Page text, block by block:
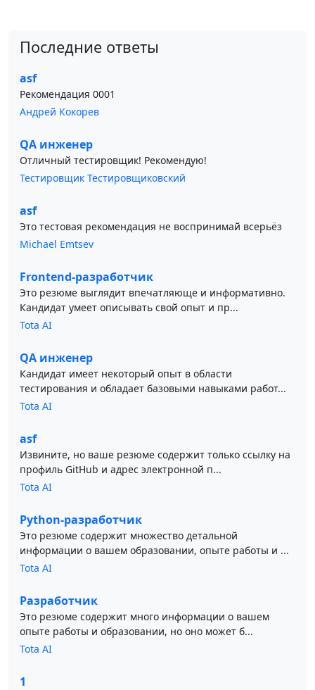
Последние ответы
asf
Рекомендация 0001
Андрей Кокорев
QA инженер
Отличный тестировщик! Рекомендую!
Тестировщик Тестировщиковский
asf
Это тестовая рекомендация не воспринимай всерьёз
Michael Emtsev
Frontend-разработчик
Это резюме выглядит впечатляюще и информативно.
Кандидат умеет описывать свой опыт и пр...
Tota AI
QA инженер
Кандидат имеет некоторый опыт в области
тестирования и обладает базовыми навыками работ...
Tota AI
asf
Извините, но ваше резюме содержит только ссылку на
профиль GitHub и адрес электронной п...
Tota AI
Python-разработчик
Это резюме содержит множество детальной
информации о вашем образовании, опыте работы и ...
Tota AI
Разработчик
Это резюме содержит много информации о вашем
опыте работы и образовании, но оно может б...
Tota AI
1